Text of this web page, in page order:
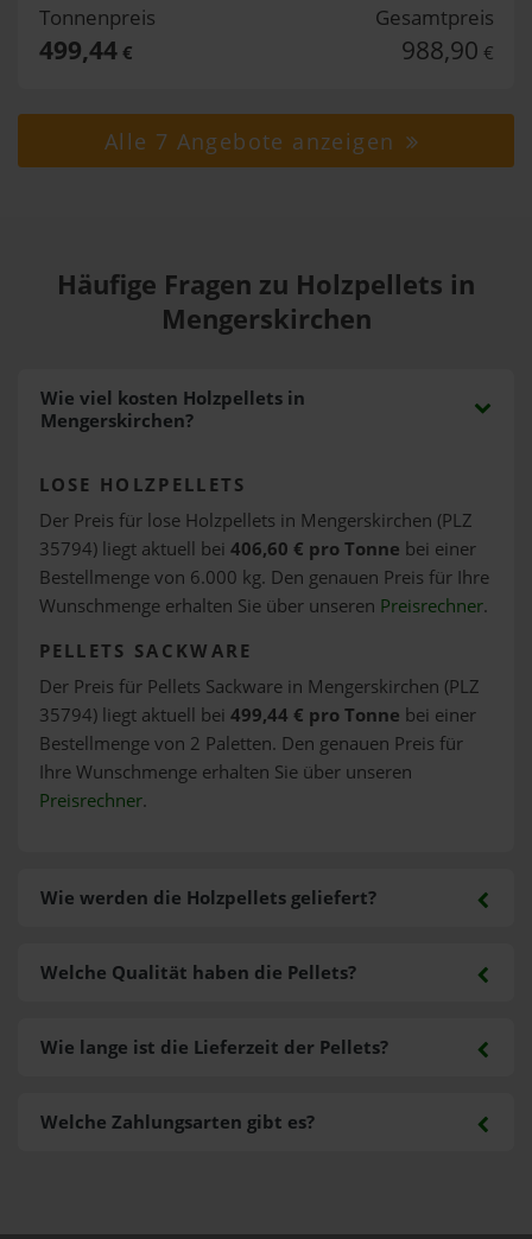
Tonnenpreis
499,44€
Gesamtpreis
988,90 €
Alle 7 Angebote anzeigen
Häufige Fragen zu Holzpellets in
Mengerskirchen
Wie viel kosten Holzpellets in
Mengerskirchen?
LOSE HOLZPELLETS
Der Preis für lose Holzpellets in Mengerskirchen (PLZ
35794) liegt aktuell bei 406,60 € pro Tonne bei einer
Bestellmenge von 6.000 kg. Den genauen Preis für Ihre
Wunschmenge erhalten Sie über unseren Preisrechner.
PELLETS SACKWARE
Der Preis für Pellets Sackware in Mengerskirchen (PLZ
35794) liegt aktuell bei 499,44 € pro Tonne bei einer
Bestellmenge von 2 Paletten. Den genauen Preis für
Ihre Wunschmenge erhalten Sie über unseren
Preisrechner.
Wie werden die Holzpellets geliefert?
Welche Zahlungsarten gibt es?
Welche Qualität haben die Pellets?
Wie lange ist die Lieferzeit der Pellets?